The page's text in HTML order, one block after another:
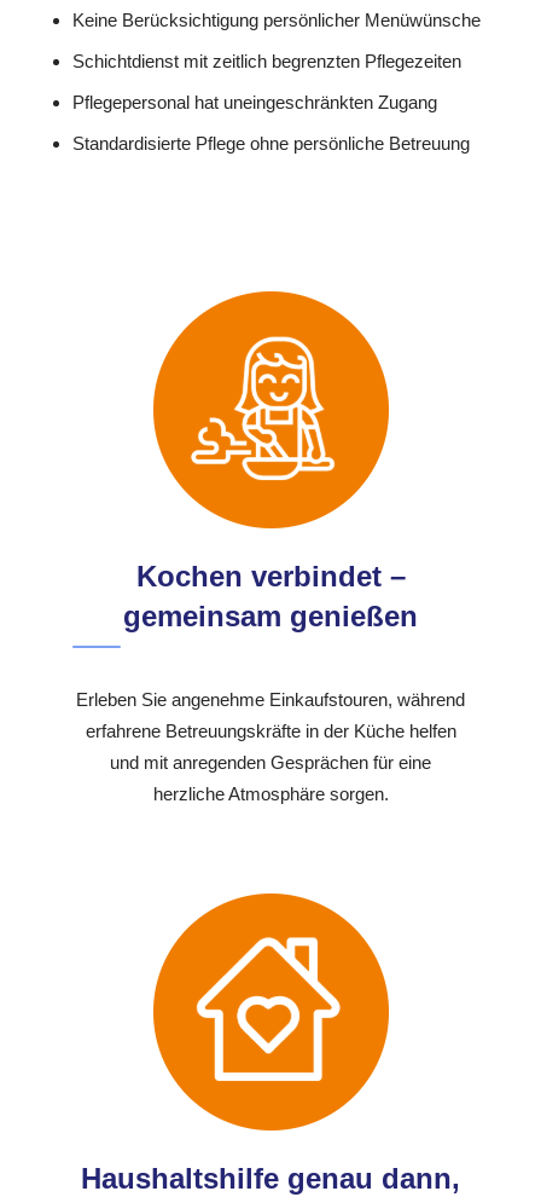
Keine Berücksichtigung persönlicher Menüwünsche
Schichtdienst mit zeitlich begrenzten Pflegezeiten
Pflegepersonal hat uneingeschränkten Zugang
Standardisierte Pflege ohne persönliche Betreuung
Kochen verbindet –
gemeinsam genießen
Erleben Sie angenehme Einkaufstouren, während
erfahrene Betreuungskräfte in der Küche helfen
und mit anregenden Gesprächen für eine
herzliche Atmosphäre sorgen.
Haushaltshilfe genau dann,